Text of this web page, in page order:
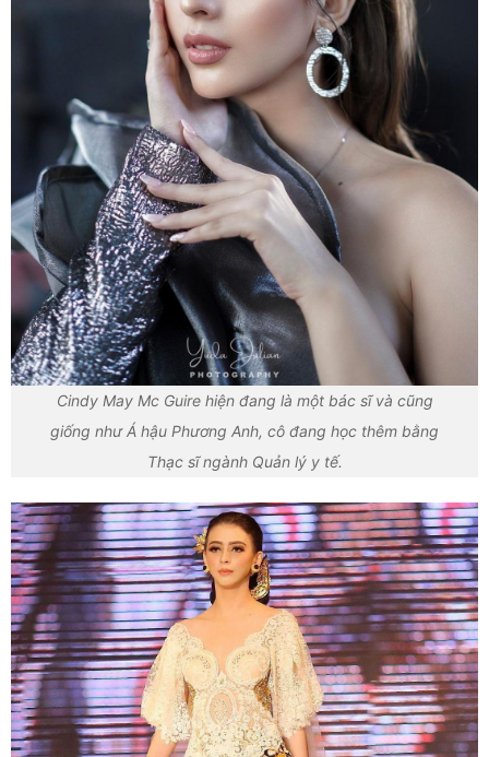
Cindy May Mc Guire hiện đang là một bác sĩ và cũng
giống như Á hậu Phương Anh, cô đang học thêm bằng
Thạc sĩ ngành Quản lý y tế.